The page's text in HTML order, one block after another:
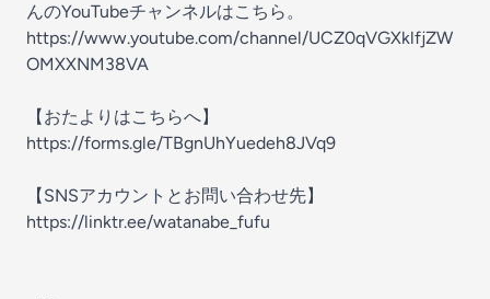
んのYouTubeチャンネルはこちら。
https://www.youtube.com/channel/UCZ0qVGXklfjZW
OMXXNM38VA
【おたよりはこちらへ】
https://forms.gle/TBgnUhYuedeh8JVq9
【SNSアカウントとお問い合わせ先】
https://linktr.ee/watanabe_fufu